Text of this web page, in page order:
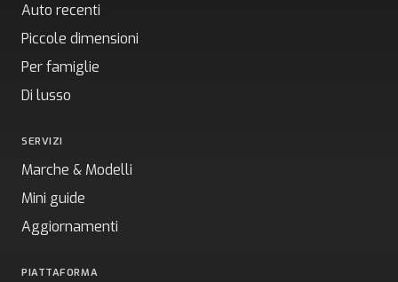
Auto recenti
Piccole dimensioni
Per famiglie
Di lusso
SERVIZI
Marche & Modelli
Mini guide
Aggiornamenti
PIATTAFORMA